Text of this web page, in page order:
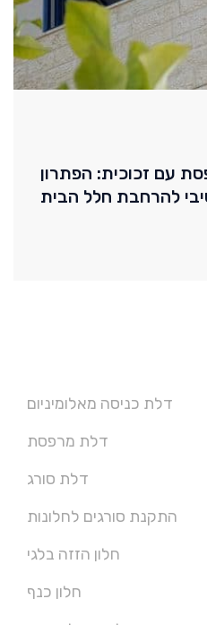
עם זכוכית: הפתרון
להרחבת חלל הבית
דלת כניסה מאלומיניום
דלת מרפסת
דלת סורג
התקנת סורגים לחלונות
חלון הזזה בלגי
חלון כנף